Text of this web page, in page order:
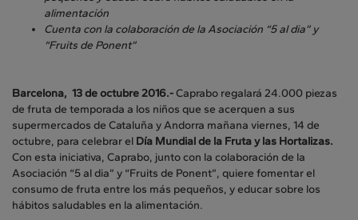
alimentación
Cuenta con la colaboración de la Asociación “5 al dia” y
“Fruits de Ponent”
Barcelona, 13 de octubre 2016.-Caprabo regalará 24.000 piezas
de fruta de temporada a los niños que se acerquen a sus
supermercados de Cataluña y Andorra mañana viernes, 14 de
octubre, para celebrar el Día Mundial de la Fruta y las Hortalizas.
Con esta iniciativa, Caprabo, junto con la colaboración de la
Asociación “5 al dia” y “Fruits de Ponent”, quiere fomentar el
consumo de fruta entre los más pequeños, y educar sobre los
hábitos saludables en la alimentación.